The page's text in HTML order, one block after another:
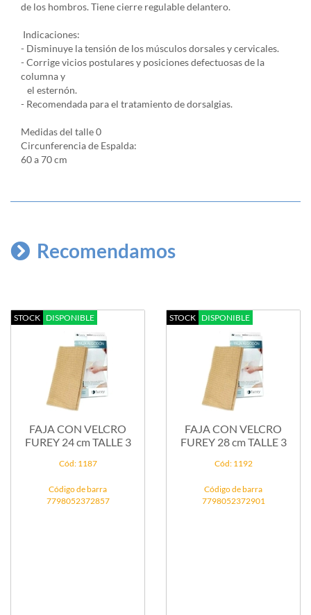
de los hombros. Tiene cierre regulable delantero.
Indicaciones:
- Disminuye la tensión de los músculos dorsales y cervicales.
- Corrige vicios postulares y posiciones defectuosas de la
columna y
el esternón.
- Recomendada para el tratamiento de dorsalgias.
Medidas del talle 0
Circunferencia de Espalda:
60 a 70 cm
Recomendamos
STOCK DISPONIBLE
FAJA CON VELCRO
FUREY 24 cm TALLE 3
Cód: 1187
Código de barra
7798052372857
STOCK DISPONIBLE
FAJA CON VELCRO
FUREY 28 cm TALLE 3
Cód: 1192
Código de barra
7798052372901